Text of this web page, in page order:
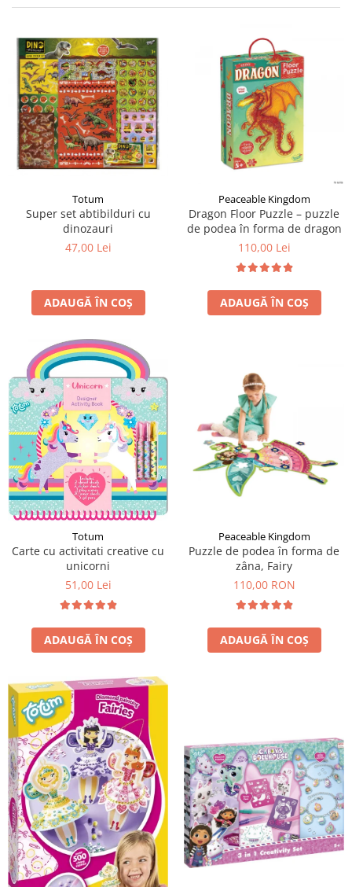
Agende
Cărţi de colorat, activități, apa
Accesorii diverse
LEGO Ninjago
LEGO Minecraft
LEGO DREAMZzz
LEGO Star Wars
LEGO Gabby s Dollhouse
LEGO Harry Potter
LEGO Marvel Super Heroes
LEGO Super Heroes DC
LEGO Super Mario
LEGO Sonic the Hedgehog
LEGO Wicked
LEGO Animal Crossing
LEGO Art
LEGO Creator Expert
LEGO Architecture
LEGO Ideas
LEGO Speed Champions
Totum
Super set abtibilduri cu
dinozauri
47,00 Lei
ADAUGĂ ÎN COȘ
Peaceable Kingdom
Dragon Floor Puzzle – puzzle
de podea în forma de dragon
110,00 Lei
ADAUGĂ ÎN COȘ
Totum
Carte cu activitati creative cu
unicorni
51,00 Lei
ADAUGĂ ÎN COȘ
Peaceable Kingdom
Puzzle de podea în forma de
zâna, Fairy
110,00 RON
ADAUGĂ ÎN COȘ